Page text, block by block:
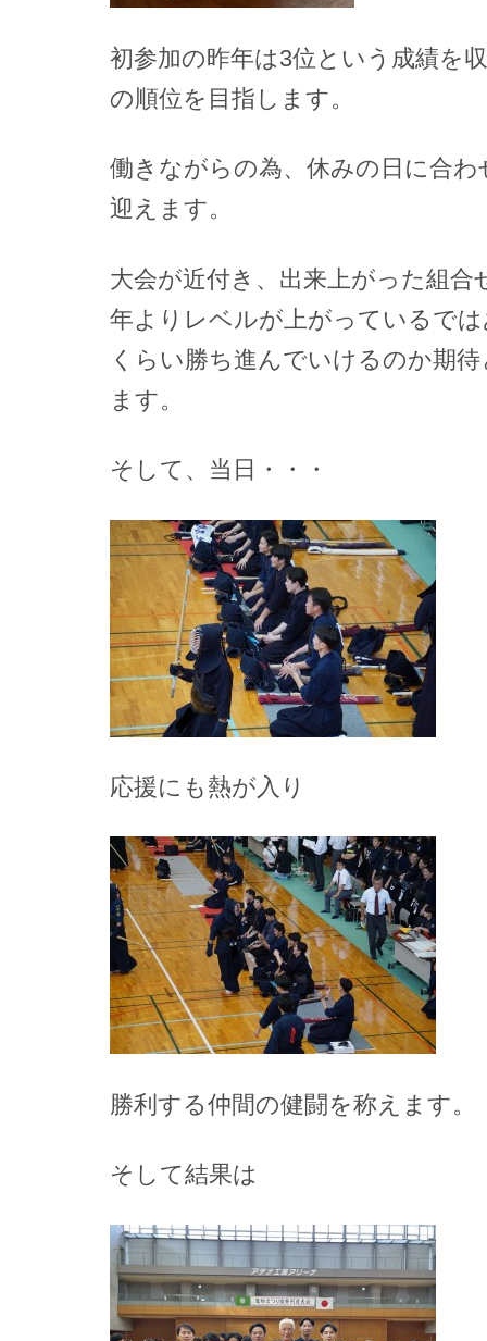
初参加の昨年は3位という成績を
の順位を目指します。
働きながらの為、休みの日に合
迎えます。
大会が近付き、出来上がった組合
年よりレベルが上がっているで
くらい勝ち進んでいけるのか期
ます。
そして、当日・・・
応援にも熱が入り
勝利する仲間の健闘を称えます。
そして結果は